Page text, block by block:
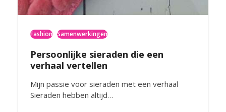
Fashion Samenwerkingen
Persoonlijke sieraden die een
verhaal vertellen
Mijn passie voor sieraden met een verhaal
Sieraden hebben altijd…